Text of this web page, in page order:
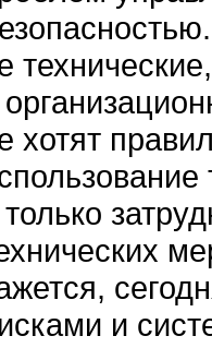
хотят
и